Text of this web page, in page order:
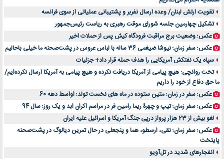
لیفتراک صفر؛ راهنمای جامع خرید، قیمت و فروش در ایران
راهنمای جامع بهترین کفش ورزشی برای دویدن و استفاده روزمره | بررسی ۱۲ مدل برتر
تقویت ارتش لبنان/ وعده ارسال نفربر و پشتیبانی عملیاتی از سوی فرانسه
تشکیل چهارمین جلسه شورای موقت رهبری به ریاست رئیس‌جمهور
عکس؛ وضعیت برج مراقبت فرودگاه کیش پس از حملات اخیر
عکس؛ سفر زمان؛ نیوشا ضیغمی 36 ساله با لباس عروس در پشت‌صحنه ما خیلی باحالیم
سپاه یک نفتکش آمریکایی را هدف حمله قرار داد+ جزئیات
تخت روانچی: هیچ پیامی از آمریکا دریافت نکرده و هیچ پیامی به آمریکا ارسال نکرده‌ایم/
ما حق دفاع از خود را داریم
عکس؛ سفر در زمان؛ متین ستوده در ماه های نخست تولد؛ اواسط دهه 60
عکس؛ سفر زمان؛ تیپ و چهرۀ ریما رامین فر در مراسم اکران ابد و یک روز؛ سال 94
لغو بیش از 23 هزار پرواز درپی جنگ آمریکا و اسرائیل علیه ایران
عکس؛ سفر زمان؛ نقی، ارسطو، هما و پنجعلی در حال تمرین دیالوگ در پشت‌صحنه
پایتخت
انفجارهای شدید در تل‌آویو